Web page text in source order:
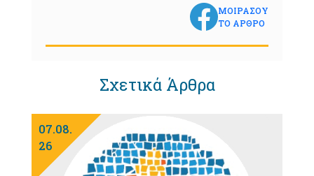
ΜΟΙΡΑΣΟΥ
ΤΟ ΑΡΘΡΟ
Σχετικά Άρθρα
07.08.
26